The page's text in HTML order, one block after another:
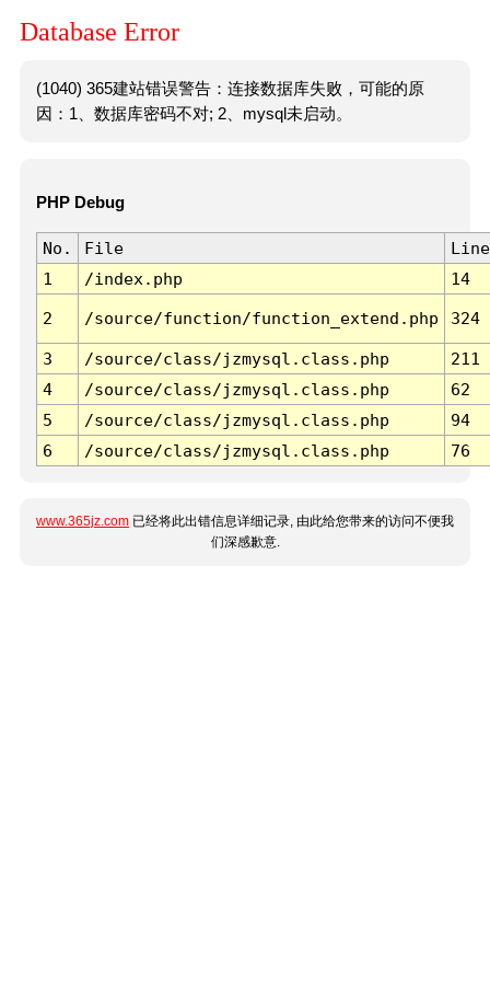
Database Error
(1040) 365建站错误警告：连接数据库失败，可能的原
因：1、数据库密码不对; 2、mysql未启动。
PHP Debug
No. File
Line
1
/index.php 14
2 /source/function/function_extend.php 324
3 /source/class/jzmysql.class.php
211
4
/source/class/jzmysql.class.php
62
5
/source/class/jzmysql.class.php
94
6
/source/class/jzmysql.class.php 76
www.365jz.com 已经将此出错信息详细记录, 由此给您带来的访问不便我
们深感歉意.